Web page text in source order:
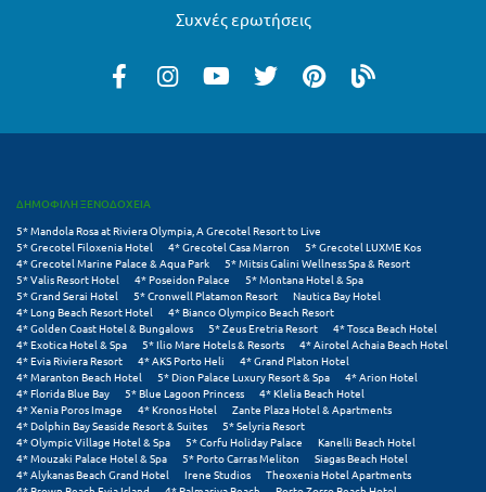
Αρχαία Ολυμπία
Αστυπάλαια
Αττική
Αχαΐα
Β
Βansko
Ξενοδοχεία 3 Αστέρων
Ξενοδοχεία 4 Αστέρων
Κρουαζιέρες
Ενοικιαζόμενα Δωμάτια
Διαμερίσματα
Studios
Boutique Hotels
Ξενώνες
Camping
Suites
Συχνές ερωτήσεις
ΔΗΜΟΦΙΛΗ ΞΕΝΟΔΟΧΕΙΑ
5* Mandola Rosa at Riviera Olympia, A Grecotel Resort to Live
5* Grecotel Filoxenia Hotel
4* Grecotel Casa Marron
5* Grecotel LUXME Kos
4* Grecotel Marine Palace & Aqua Park
5* Mitsis Galini Wellness Spa & Resort
5* Valis Resort Hotel
4* Poseidon Palace
5* Montana Hotel & Spa
5* Grand Serai Hotel
5* Cronwell Platamon Resort
Nautica Bay Hotel
4* Long Beach Resort Hotel
4* Bianco Olympico Beach Resort
4* Golden Coast Hotel & Bungalows
5* Zeus Eretria Resort
4* Tosca Beach Hotel
4* Exotica Hotel & Spa
5* Ilio Mare Hotels & Resorts
4* Airotel Achaia Beach Hotel
4* Evia Riviera Resort
4* AKS Porto Heli
4* Grand Platon Hotel
4* Maranton Beach Hotel
5* Dion Palace Luxury Resort & Spa
4* Arion Hotel
4* Florida Blue Bay
5* Blue Lagoon Princess
4* Klelia Beach Hotel
4* Xenia Poros Image
4* Kronos Hotel
Zante Plaza Hotel & Apartments
4* Dolphin Bay Seaside Resort & Suites
5* Selyria Resort
4* Olympic Village Hotel & Spa
5* Corfu Holiday Palace
Kanelli Beach Hotel
4* Mouzaki Palace Hotel & Spa
5* Porto Carras Meliton
Siagas Beach Hotel
4* Alykanas Beach Grand Hotel
Irene Studios
Theoxenia Hotel Apartments